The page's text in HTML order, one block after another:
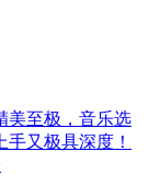
美至极，音乐选
又极具深度！